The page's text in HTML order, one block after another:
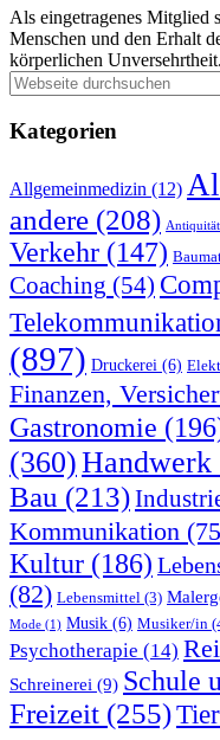
Als eingetragenes Mitglied
Menschen und den Erhalt
körperlichen Unversehrtheit.
Seitenspalte
Webseite
durchsuchen
Kategorien
Allgemeinmedizin (12)
andere (208)
Verkehr (147)
Coaching (54)
(897) Druckerei (6)
Finanzen,
Gastronomie
(360)Handwerk
Bau (213)
Kommunikation
Kultur (186)
(82) Lebensmittel (3)
Mode (1) Musik (6) Musiker/in
Psychotherapie (14)
Schreinerei (9) Schule
Freizeit (255)